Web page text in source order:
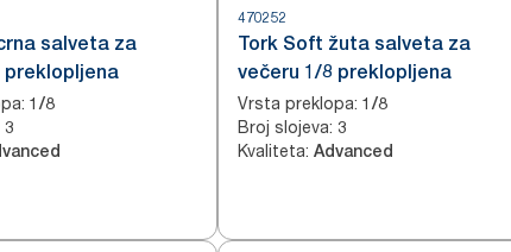
salveta za
preklopljena
: 1/8
3
470252
Tork Soft žuta salveta za
večeru 1/8 preklopljena
Vrsta preklopa: 1/8
Broj slojeva: 3
Kvaliteta: Advanced